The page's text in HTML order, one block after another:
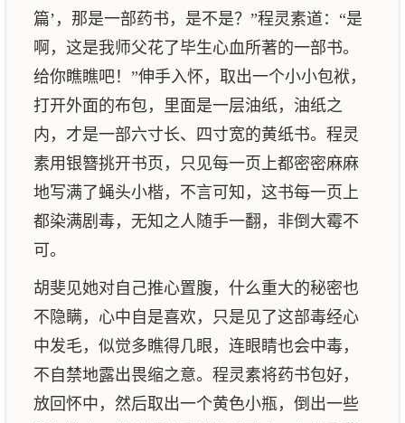
篇’，那是一部药书，是不是？”程灵素道：“是
啊，这是我师父花了毕生心血所著的一部书。
给你瞧瞧吧！”伸手入怀，取出一个小小包袱，
打开外面的布包，里面是一层油纸，油纸之
内，才是一部六寸长、四寸宽的黄纸书。程灵
素用银簪挑开书页，只见每一页上都密密麻麻
地写满了蝇头小楷，不言可知，这书每一页上
都染满剧毒，无知之人随手一翻，非倒大霉不
可。
胡斐见她对自己推心置腹，什么重大的秘密也
不隐瞒，心中自是喜欢，只是见了这部毒经心
中发毛，似觉多瞧得几眼，连眼睛也会中毒，
不自禁地露出畏缩之意。程灵素将药书包好，
放回怀中，然后取出一个黄色小瓶，倒出一些